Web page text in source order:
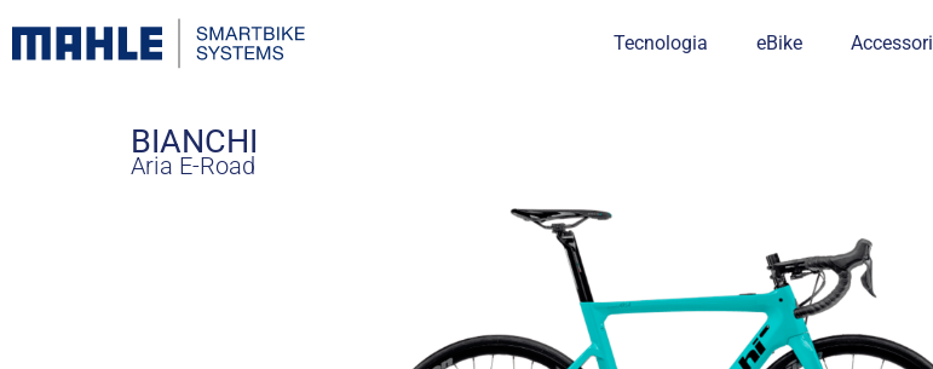
Tecnologia eBike Accessori
BIANCHI
Aria E-Road